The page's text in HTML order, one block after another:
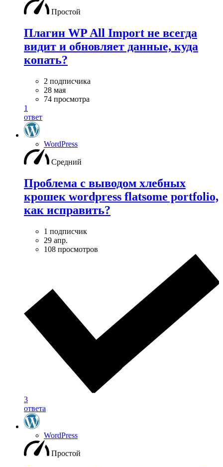
Простой
Плагин WP All Import не всегда
видит и обновляет данные, куда
копать?
2 подписчика
28 мая
74 просмотра
1
ответ
WordPress
Средний
Проблема с выводом хлебных
крошек wordpress flatsome portfolio,
как исправить?
1 подписчик
29 апр.
108 просмотров
3
ответа
WordPress
Простой